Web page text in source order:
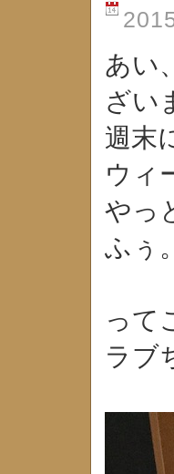
あい
ざい
週末
ウィ
やっ
ふぅ。
って
ラブ